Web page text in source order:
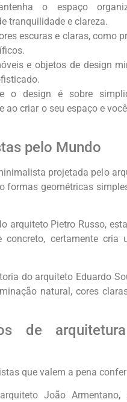
o espaço
tranquilidade e clareza.
escuras e claras, como
e objetos de design
o design é sobre
criar o seu espaço e
pelo Mundo
projetada pelo
formas geométricas
arquiteto Pietro Russo,
certamente cria
do arquiteto Eduardo
natural, cores
de
que valem a pena
João Armentano,